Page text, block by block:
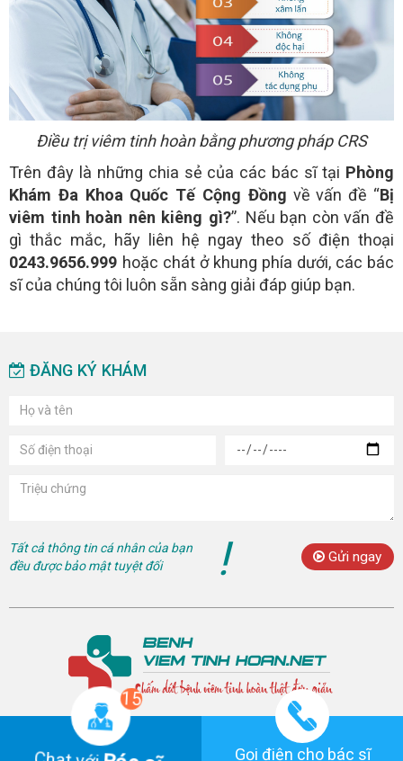
Điều trị viêm tinh hoàn bằng phương pháp CRS
Trên đây là những chia sẻ của các bác sĩ tại Phòng
Khám Đa Khoa Quốc Tế Cộng Đồng về vấn đề “Bị
viêm tinh hoàn nên kiêng gì?”. Nếu bạn còn vấn đề
gì thắc mắc, hãy liên hệ ngay theo số điện thoại
0243.9656.999 hoặc chát ở khung phía dưới, các bác
sĩ của chúng tôi luôn sẵn sàng giải đáp giúp bạn.
ĐĂNG KÝ KHÁM
Tất cả thông tin cá nhân của bạn
đều được bảo mật tuyệt đối
! Gửi ngay
15
Gọi điện cho bác sĩ